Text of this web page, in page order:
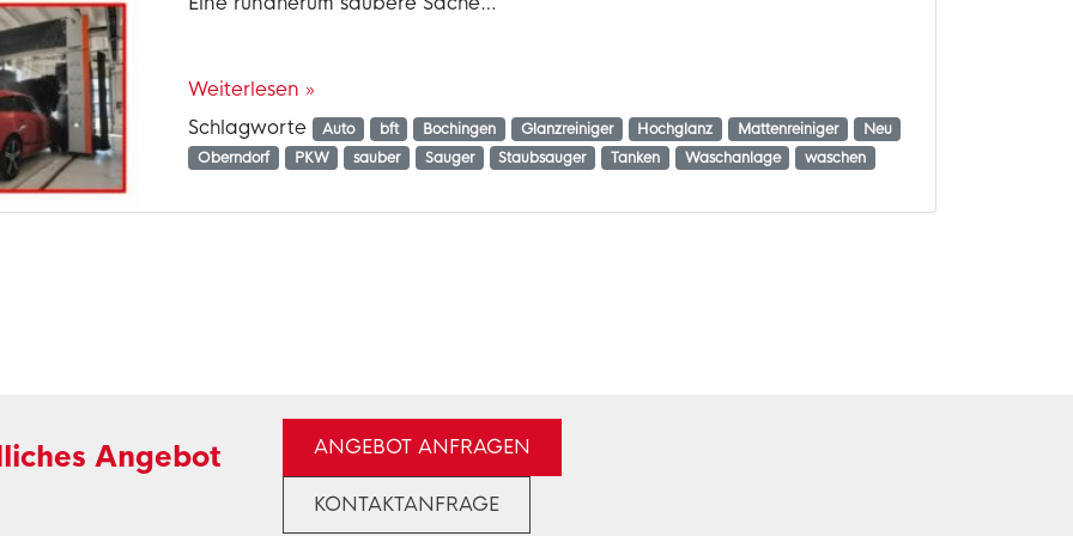
Weiterlesen »
Schlagworte Auto bft Bochingen Glanzreiniger Hochglanz Mattenreiniger
Neu
Oberndorf
PKW sauber Sauger Staubsauger Tanken Waschanlage waschen
Angebot ANGEBOT ANFRAGEN
KONTAKTANFRAGE